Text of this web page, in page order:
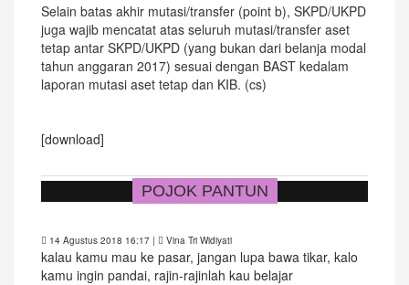
Selain batas akhir mutasi/transfer (point b), SKPD/UKPD
juga wajib mencatat atas seluruh mutasi/transfer aset
tetap antar SKPD/UKPD (yang bukan dari belanja modal
tahun anggaran 2017) sesuai dengan BAST kedalam
laporan mutasi aset tetap dan KIB. (cs)
[download]
POJOK PANTUN
14 Agustus 2018 16:17 | Vina Tri Widiyati
kalau kamu mau ke pasar, jangan lupa bawa tikar, kalo
kamu ingin pandai, rajin-rajinlah kau belajar